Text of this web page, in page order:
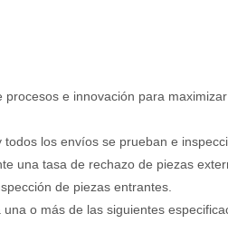
e innovación para maximizar
los envíos se prueban e
una tasa de rechazo de piezas
de piezas entrantes.
o más de las siguientes